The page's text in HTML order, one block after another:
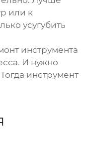
или к
усугубить
инструмента
И нужно
инструмент